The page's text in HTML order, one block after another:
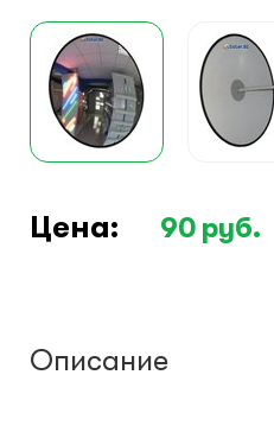
Монтажные шкафы
Цена: 90 руб.
Описание